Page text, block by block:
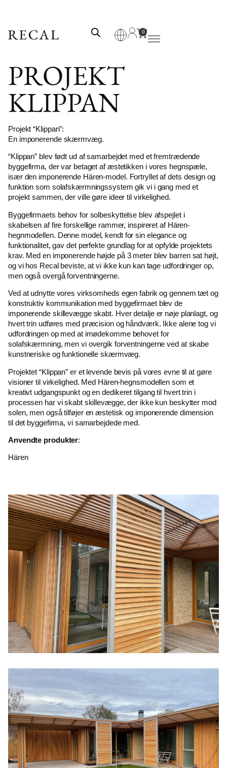
0
PROJEKT
KLIPPAN
Projekt “Klippan”:
En imponerende skærmvæg.
“Klippan” blev født ud af samarbejdet med et fremtrædende
byggefirma, der var betaget af æstetikken i vores hegnspæle,
især den imponerende Hären-model. Fortryllet af dets design og
funktion som solafskærmningssystem gik vi i gang med et
projekt sammen, der ville gøre ideer til virkelighed.
Byggefirmaets behov for solbeskyttelse blev afspejlet i
skabelsen af fire forskellige rammer, inspireret af Hären-
hegnmodellen. Denne model, kendt for sin elegance og
funktionalitet, gav det perfekte grundlag for at opfylde projektets
krav. Med en imponerende højde på 3 meter blev barren sat højt,
og vi hos Recal beviste, at vi ikke kun kan tage udfordringer op,
men også overgå forventningerne.
Ved at udnytte vores virksomheds egen fabrik og gennem tæt og
konstruktiv kommunikation med byggefirmaet blev de
imponerende skillevægge skabt. Hver detalje er nøje planlagt, og
hvert trin udføres med præcision og håndværk. Ikke alene tog vi
udfordringen op med at imødekomme behovet for
solafskærmning, men vi overgik forventningerne ved at skabe
kunstneriske og funktionelle skærmvæg.
Projektet “Klippan” er et levende bevis på vores evne til at gøre
visioner til virkelighed. Med Hären-hegnsmodellen som et
kreativt udgangspunkt og en dedikeret tilgang til hvert trin i
processen har vi skabt skillevægge, der ikke kun beskytter mod
solen, men også tilføjer en æstetisk og imponerende dimension
til det byggefirma, vi samarbejdede med.
Anvendte produkter:
Hären